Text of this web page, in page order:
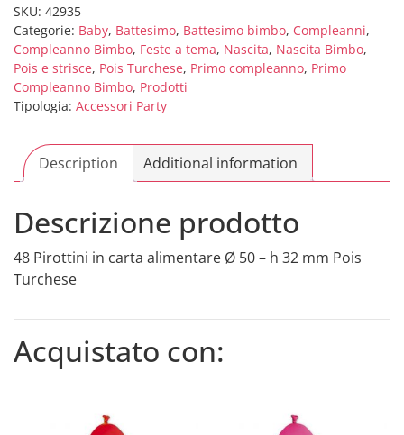
alimentare
Ø
50
-
h
32
mm
Pois
SKU: 42935
Categorie: Baby, Battesimo, Battesimo bimbo, Compleanni,
Compleanno Bimbo, Feste a tema, Nascita, Nascita Bimbo,
Pois e strisce, Pois Turchese, Primo compleanno, Primo
Compleanno Bimbo, Prodotti
Tipologia: Accessori Party
Description Additional information
Descrizione prodotto
48 Pirottini in carta alimentare Ø 50 – h 32 mm Pois
Turchese
Acquistato con: